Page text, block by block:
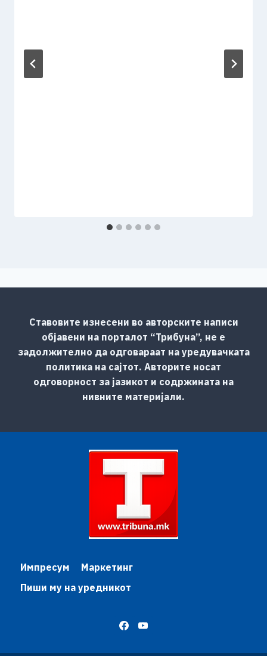
Ставовите изнесени во авторските написи
објавени на порталот “Трибуна”, не е
задолжително да одговараат на уредувачката
политика на сајтот. Авторите носат
одговорност за јазикот и содржината на
нивните материјали.
Импресум
Маркетинг
Пиши му на уредникот